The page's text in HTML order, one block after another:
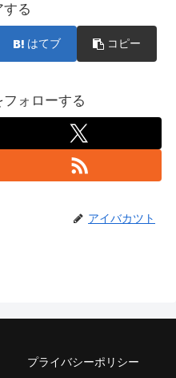
する
はてブ コピー
ォローする
アイバカツト
プライバシーポリシー